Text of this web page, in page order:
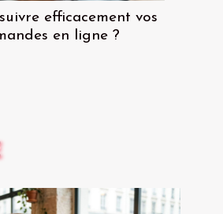
efficacement vos
en ligne ?